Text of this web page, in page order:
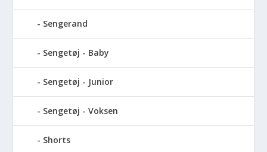
Sengerand
Sengetøj - Baby
Sengetøj - Junior
Sengetøj - Voksen
Shorts